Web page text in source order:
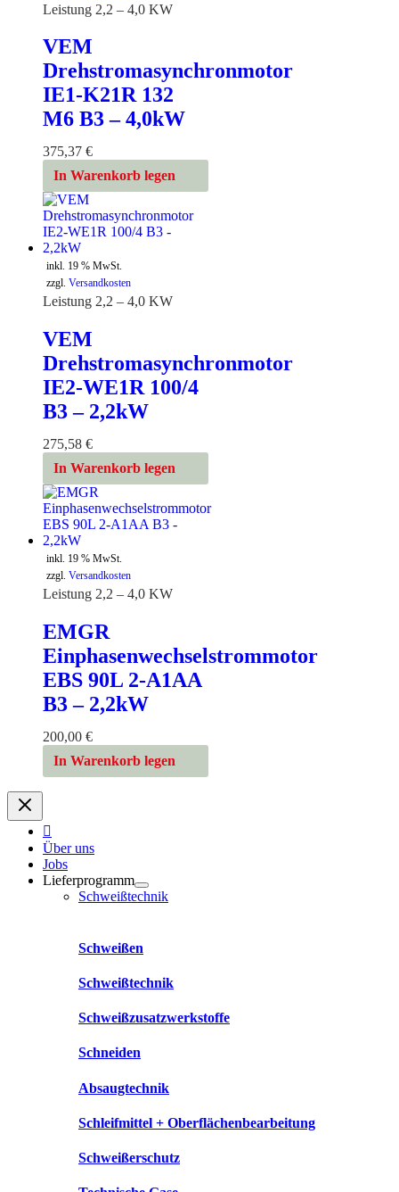
Leistung 2,2 – 4,0 KW
VEM
Drehstromasynchronmotor
IE1-K21R 132
M6 B3 – 4,0kW
375,37 €
In Warenkorb legen
inkl. 19 % MwSt.
zzgl. Versandkosten
Leistung 2,2 – 4,0 KW
VEM
Drehstromasynchronmotor
IE2-WE1R 100/4
B3 – 2,2kW
275,58 €
In Warenkorb legen
inkl. 19 % MwSt.
zzgl. Versandkosten
Leistung 2,2 – 4,0 KW
EMGR
Einphasenwechselstrommotor
EBS 90L 2-A1AA
B3 – 2,2kW
200,00 €
In Warenkorb legen
Über uns
Jobs
Lieferprogramm
Schweißtechnik
Schweißen
Schweißtechnik
Schweißzusatzwerkstoffe
Schneiden
Absaugtechnik
Schleifmittel + Oberflächenbearbeitung
Schweißerschutz